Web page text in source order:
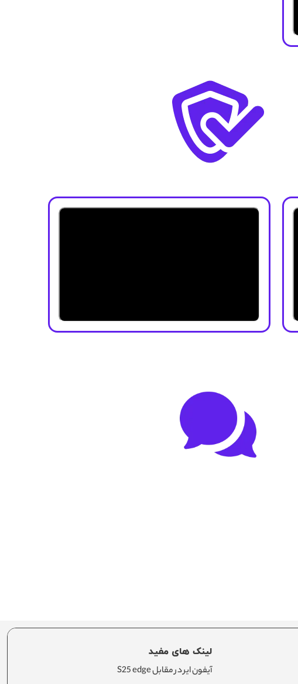
لینک های مفید
آیفون ایر در مقابل S25 edge